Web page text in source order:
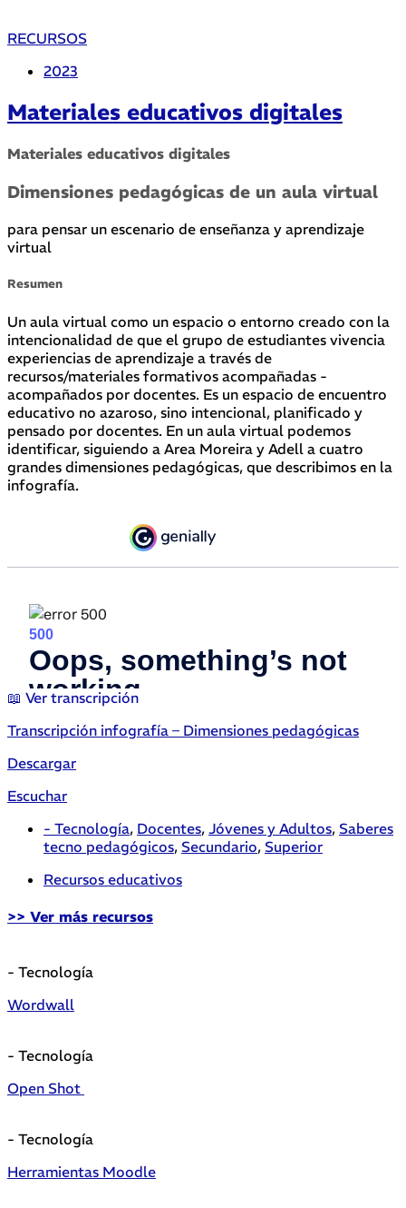
RECURSOS
2023
Materiales educativos digitales
Materiales educativos digitales
Dimensiones pedagógicas de un aula virtual
para pensar un escenario de enseñanza y aprendizaje
virtual
Resumen
Un aula virtual como un espacio o entorno creado con la
intencionalidad de que el grupo de estudiantes vivencia
experiencias de aprendizaje a través de
recursos/materiales formativos acompañadas -
acompañados por docentes. Es un espacio de encuentro
educativo no azaroso, sino intencional, planificado y
pensado por docentes. En un aula virtual podemos
identificar, siguiendo a Area Moreira y Adell a cuatro
grandes dimensiones pedagógicas, que describimos en la
infografía.
📖 Ver transcripción
Transcripción infografía – Dimensiones pedagógicas
Descargar
Escuchar
- Tecnología, Docentes, Jóvenes y Adultos, Saberes
tecno pedagógicos, Secundario, Superior
Recursos educativos
>> Ver más recursos
- Tecnología
Wordwall
- Tecnología
Open Shot
- Tecnología
Herramientas Moodle